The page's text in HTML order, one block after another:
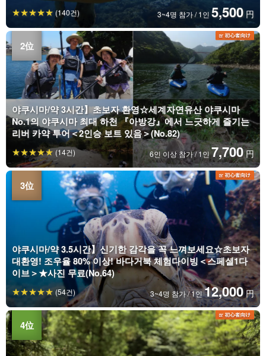
3~4명 참가 / 1인 5,500 円
(140건)
야쿠시마/약 3시간】초보자 환영☆세계자연유산 야쿠시마
No.1의 야쿠시마 최대 하천 『아방강』에서 느긋하게 즐기는
리버 카약 투어＜2인승 보트 있음＞(No.82)
6인 이상 참가 / 1인7,700 円
(14건)
야쿠시마/약 3.5시간】신기한 감각을 꼭 느껴보세요☆초보자
대환영! 조우율 80% 이상! 바다거북 체험다이빙＜스페셜1다
이브＞★사진 무료(No.64)
3~4명 참가 / 1인 12,000 円
(54건)